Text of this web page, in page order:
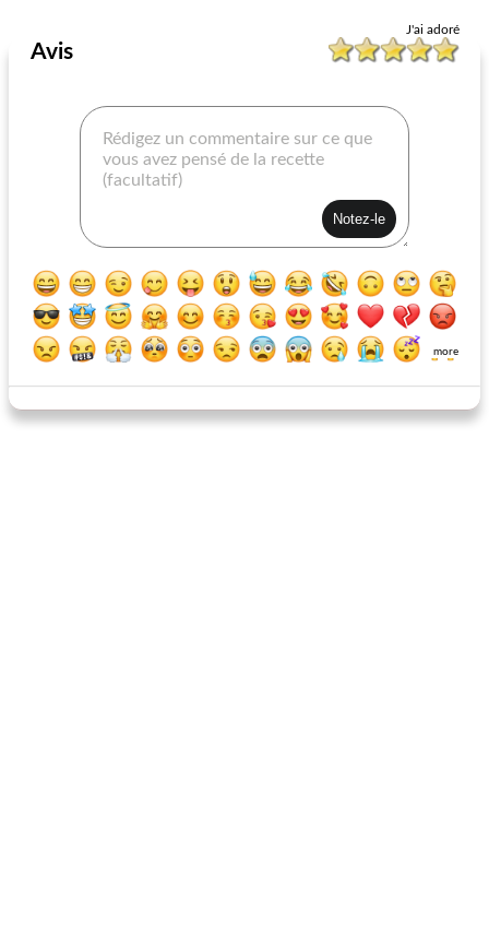
poivrons farcis au saumon
J'ai adoré
Avis
more